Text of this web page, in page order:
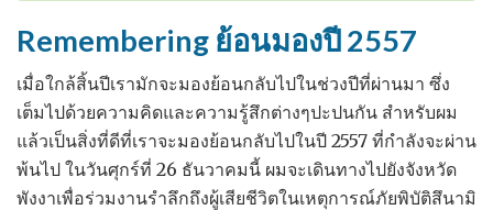
ความ
โปร่งใส
ใน
ภาค
การ
ก่อสร้าง
Remembering ย้อนมองปี 2557
เมื่อใกล้สิ้นปีเรามักจะมองย้อนกลับไปในช่วงปีที่ผ่านมา ซึ่ง
เต็มไปด้วยความคิดและความรู้สึกต่างๆปะปนกัน สำหรับผม
แล้วเป็นสิ่งที่ดีที่เราจะมองย้อนกลับไปในปี 2557 ที่กำลังจะผ่าน
พ้นไป ในวันศุกร์ที่ 26 ธันวาคมนี้ ผมจะเดินทางไปยังจังหวัด
พังงาเพื่อร่วมงานรำลึกถึงผู้เสียชีวิตในเหตุการณ์ภัยพิบัติสึนามิ